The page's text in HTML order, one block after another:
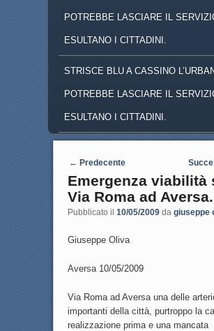
POTREBBE LASCIARE IL
ESULTANO I CITTADINI.
STRISCE BLU A CASSINO
POTREBBE LASCIARE IL
ESULTANO I CITTADINI.
Navigazione articoli
← Predecente
Emergenza viabilità
Via Roma ad Aversa.
Pubblicato il 10/05/2009 da giuseppe
Giuseppe Oliva
Aversa 10/05/2009
Via Roma ad Aversa una delle
importanti della città, purtroppo la
realizzazione prima e una mancata